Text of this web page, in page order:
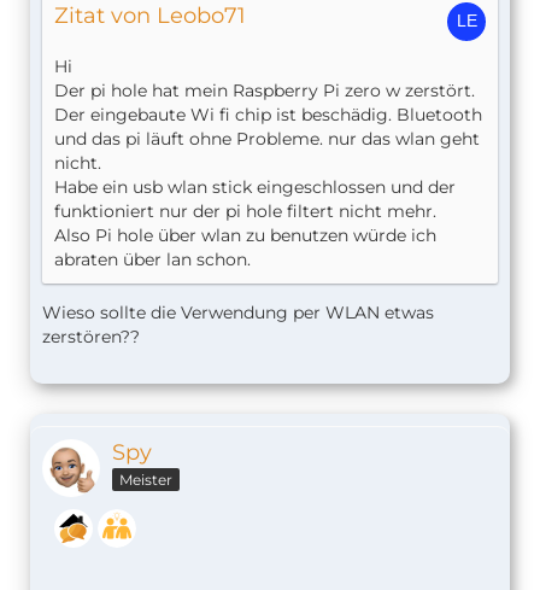
Zitat von Leobo71
Hi
Der pi hole hat mein Raspberry Pi zero w zerstört.
Der eingebaute Wi fi chip ist beschädig. Bluetooth
und das pi läuft ohne Probleme. nur das wlan geht
nicht.
Habe ein usb wlan stick eingeschlossen und der
funktioniert nur der pi hole filtert nicht mehr.
Also Pi hole über wlan zu benutzen würde ich
abraten über lan schon.
Wieso sollte die Verwendung per WLAN etwas
zerstören??
Spy
Meister